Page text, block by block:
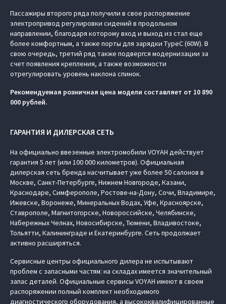
Пассажиры второго ряда получили в свое распоряжение
электропривод регулировки сидений в продольном
направлении, благодаря которому вход и выход из стал еще
более комфортным, а также порты для зарядки TypeC (60W). В
свою очередь, третий ряд также подвергся модернизации за
счет появления крепления, а также возможности
отрегулировать уровень наклона спинок.
Рекомендуемая розничная цена модели составляет от 10 890
000 рублей.
ГАРАНТИЯ И ДИЛЕРСКАЯ СЕТЬ
На официально ввезенные электромобили VOYAH действует
гарантия 5 лет (или 100 000 километров). Официальная
дилерская сеть бренда насчитывает уже более 50 салонов в
Москве, Санкт-Петербурге, Нижнем Новгороде, Казани,
Краснодаре, Симферополе, Ростове-на-Дону, Сочи, Владимире,
Ижевске, Воронеже, Минеральных Водах, Уфе, Красноярске,
Ставрополе, Магнитогорске, Новороссийске, Челябинске,
Набережных Челнах, Новосибирске, Тюмени, Владивостоке,
Тольятти, Калининграде и Екатеринбурге. Сеть продолжает
активно расширяться.
Сервисные центры официального дилера не испытывают
проблем с запасными частям: на складах имеется значительный
запас деталей. Официальные сервисы VOYAH имеют в своем
распоряжении полный комплект необходимого
диагностического оборудования, а высококвалифицированные